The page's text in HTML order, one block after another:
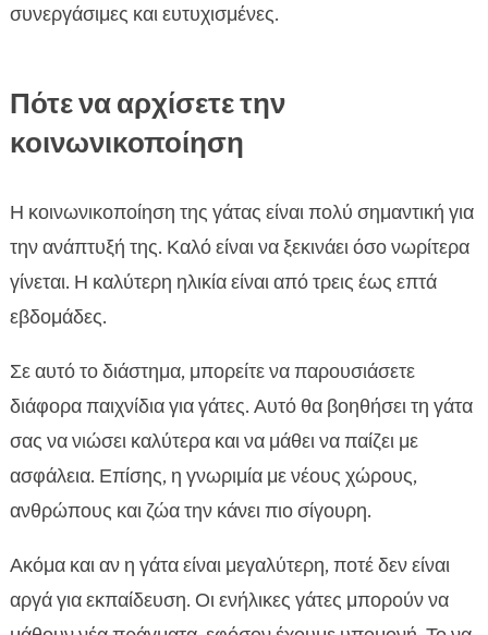
συνεργάσιμες και ευτυχισμένες.
Πότε να αρχίσετε την
κοινωνικοποίηση
Η κοινωνικοποίηση της γάτας είναι πολύ σημαντική για
την ανάπτυξή της. Καλό είναι να ξεκινάει όσο νωρίτερα
γίνεται. Η καλύτερη ηλικία είναι από τρεις έως επτά
εβδομάδες.
Σε αυτό το διάστημα, μπορείτε να παρουσιάσετε
διάφορα παιχνίδια για γάτες. Αυτό θα βοηθήσει τη γάτα
σας να νιώσει καλύτερα και να μάθει να παίζει με
ασφάλεια. Επίσης, η γνωριμία με νέους χώρους,
ανθρώπους και ζώα την κάνει πιο σίγουρη.
Ακόμα και αν η γάτα είναι μεγαλύτερη, ποτέ δεν είναι
αργά για εκπαίδευση. Οι ενήλικες γάτες μπορούν να